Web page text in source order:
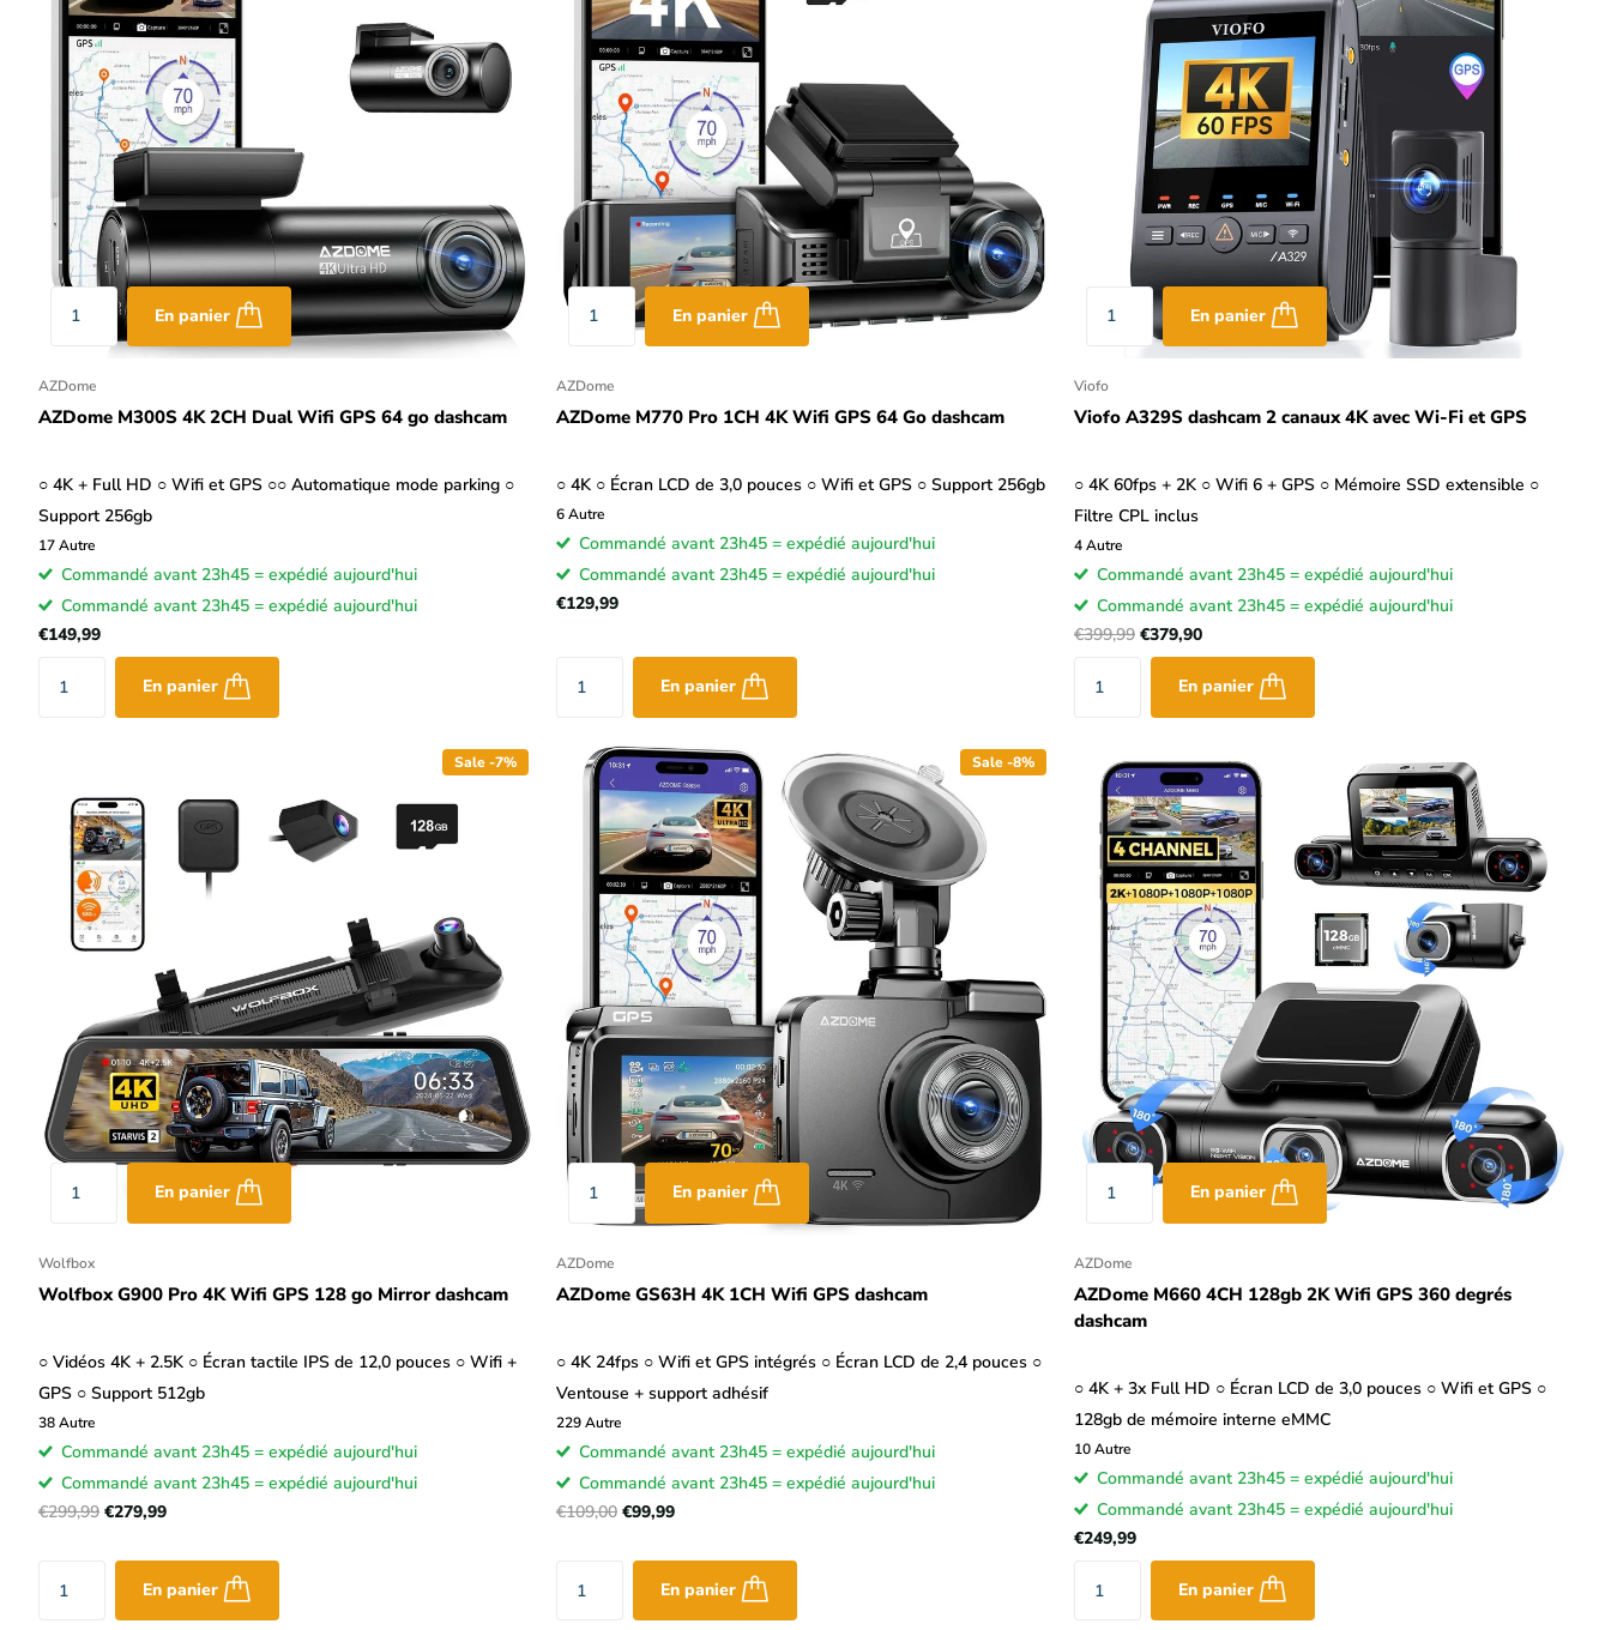
En panier
AZDome
AZDome M300S 4K 2CH Dual Wifi GPS 64 go dashcam
○ 4K + Full HD ○ Wifi et GPS ○○ Automatique mode parking ○
Support 256gb
17Autre
Commandé avant 23h45 = expédié aujourd'hui
Commandé avant 23h45 = expédié aujourd'hui
€149,99
En panier
En panier
AZDome
AZDome M770 Pro 1CH 4K Wifi GPS 64 Go dashcam
○ 4K ○ Écran LCD de 3,0 pouces ○ Wifi et GPS ○ Support 256gb
6Autre
Commandé avant 23h45 = expédié aujourd'hui
Commandé avant 23h45 = expédié aujourd'hui
€129,99
En panier
En panier
Viofo
Viofo A329S dashcam 2 canaux 4K avec Wi-Fi et GPS
○ 4K 60fps + 2K ○ Wifi 6 + GPS ○ Mémoire SSD extensible ○
Filtre CPL inclus
4Autre
Commandé avant 23h45 = expédié aujourd'hui
Commandé avant 23h45 = expédié aujourd'hui
€399,99 €379,90
En panier
Sale -7%
En panier
Wolfbox
Wolfbox G900 Pro 4K Wifi GPS 128 go Mirror dashcam
○ Vidéos 4K + 2.5K ○ Écran tactile IPS de 12,0 pouces ○ Wifi +
GPS ○ Support 512gb
38Autre
Commandé avant 23h45 = expédié aujourd'hui
Commandé avant 23h45 = expédié aujourd'hui
€299,99 €279,99
En panier
Sale -8%
En panier
AZDome
AZDome GS63H 4K 1CH Wifi GPS dashcam
○ 4K 24fps ○ Wifi et GPS intégrés ○ Écran LCD de 2,4 pouces ○
Ventouse + support adhésif
229Autre
Commandé avant 23h45 = expédié aujourd'hui
Commandé avant 23h45 = expédié aujourd'hui
€109,00 €99,99
En panier
En panier
AZDome
AZDome M660 4CH 128gb 2K Wifi GPS 360 degrés
dashcam
○ 4K + 3x Full HD ○ Écran LCD de 3,0 pouces ○ Wifi et GPS ○
128gb de mémoire interne eMMC
10Autre
Commandé avant 23h45 = expédié aujourd'hui
Commandé avant 23h45 = expédié aujourd'hui
€249,99
En panier